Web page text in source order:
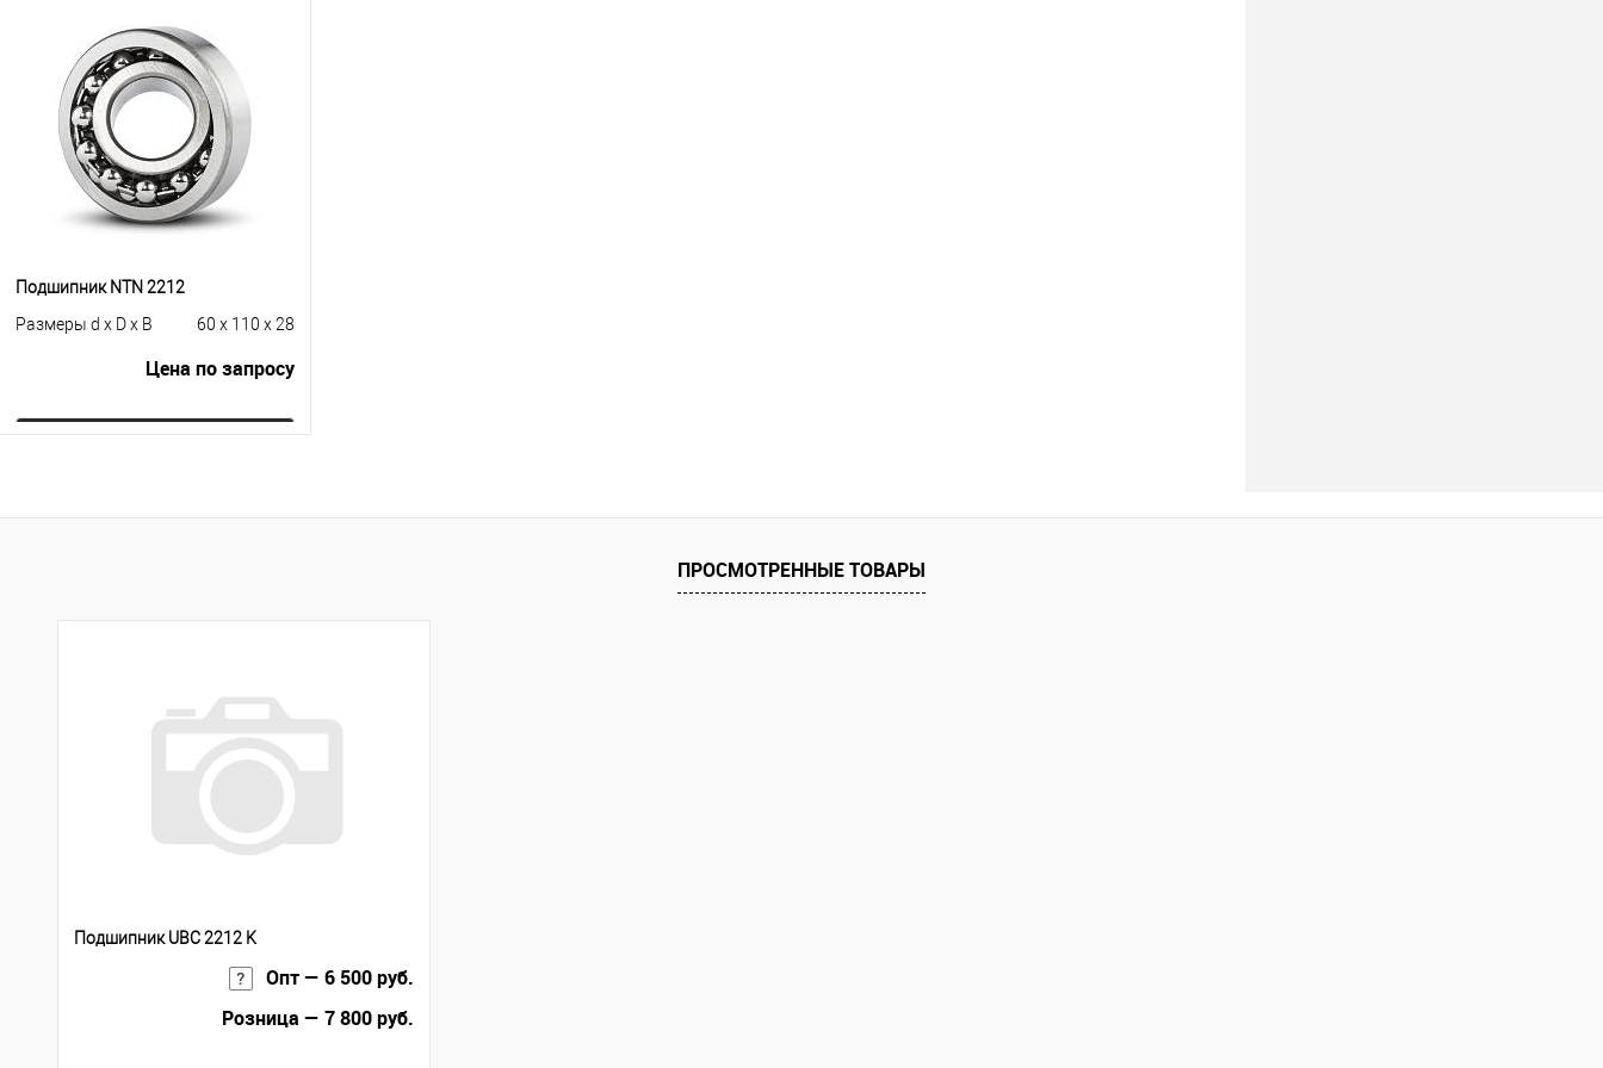
Купить в 1 клик
К сравнению
В избранное
В наличии
Подшипник NTN 2212
Размеры d x D x B
60 x 110 x 28
Цена по запросу
Купить в 1 клик
К сравнению
ПРОСМОТРЕННЫЕ ТОВАРЫ
Подшипник UBC 2212 K
Опт — 6 500 руб.
Розница — 7 800 руб.